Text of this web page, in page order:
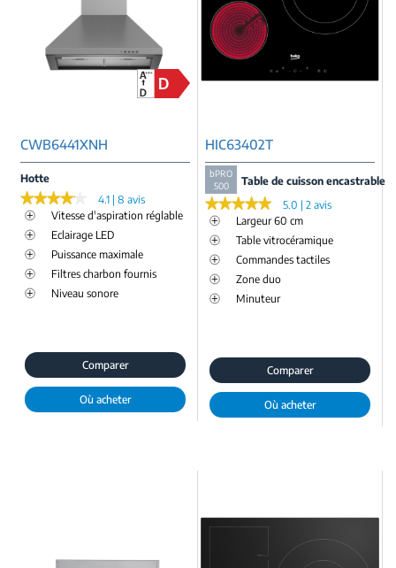
CWB6441XNH
Hotte
★★★★★
★★★★★
4.1 | 8 avis
Vitesse d'aspiration réglable
Eclairage LED
Puissance maximale
Filtres charbon fournis
Niveau sonore
Comparer
Où acheter
HIC63402T
bPRO
500
Table de cuisson encastrable
★★★★★
★★★★★
5.0 | 2 avis
Largeur 60 cm
Table vitrocéramique
Commandes tactiles
Zone duo
Minuteur
Comparer
Où acheter